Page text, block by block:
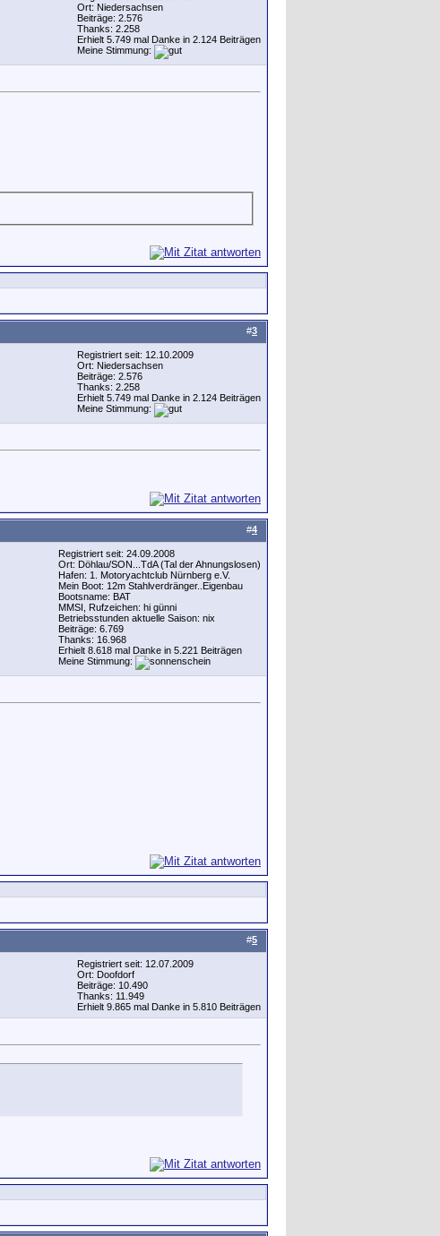
Ort: Niedersachsen
Beiträge: 2.576
Thanks: 2.258
Erhielt 5.749 mal Danke in 2.124 Beiträgen
Meine Stimmung:
#3
Registriert seit: 12.10.2009
Ort: Niedersachsen
Beiträge: 2.576
Thanks: 2.258
Erhielt 5.749 mal Danke in 2.124 Beiträgen
Meine Stimmung:
#4
Registriert seit: 24.09.2008
Ort: Döhlau/SON...TdA (Tal der Ahnungslosen)
Hafen: 1. Motoryachtclub Nürnberg e.V.
Mein Boot: 12m Stahlverdränger..Eigenbau
Bootsname: BAT
MMSI, Rufzeichen: hi günni
Betriebsstunden aktuelle Saison: nix
Beiträge: 6.769
Thanks: 16.968
Erhielt 8.618 mal Danke in 5.221 Beiträgen
Meine Stimmung:
#5
Registriert seit: 12.07.2009
Ort: Doofdorf
Beiträge: 10.490
Thanks: 11.949
Erhielt 9.865 mal Danke in 5.810 Beiträgen